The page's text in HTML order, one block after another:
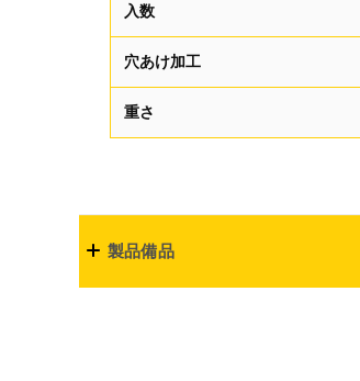
入数
穴あけ加工
重さ
製品備品